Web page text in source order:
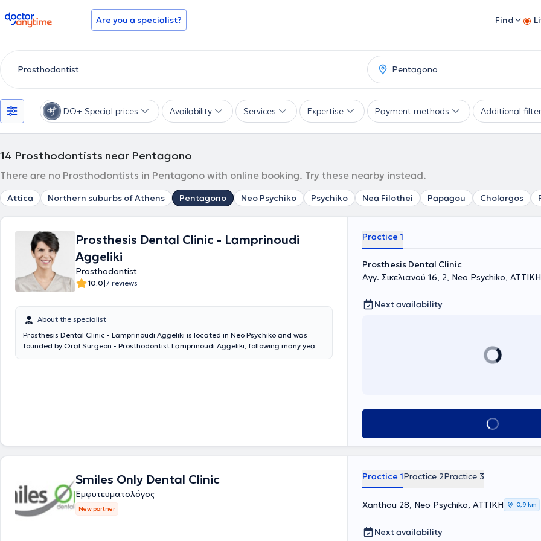
doctoranytime Are you a specialist? Find
DO+ Special prices Availability Services Expertise Payment methods Additional
14 Prosthodontists near Pentagono
There are no Prosthodontists in Pentagono with online booking. Try these nearby instead.
Attica Northern suburbs of Athens Pentagono Neo Psychiko Psychiko Nea Filothei Papagou Cholargos
Prosthesis Dental Clinic - Lamprinoudi
Aggeliki
Prosthodontist
10.0|7 reviews
About the specialist
Prosthesis Dental Clinic - Lamprinoudi Aggeliki is located in Neo Psychiko and was
founded by Oral Surgeon - Prosthodontist Lamprinoudi Aggeliki, following many years
Practice 1
Prosthesis Dental Clinic
Αγγ. Σικελιανού 16, 2, Neo Psychiko, ΑΤΤΙΚΗ
Next availability
Book appointment
Smiles Only Dental Clinic
Εμφυτευματολόγος
New partner
Practice 1Practice 2Practice 3
Xanthou 28, Neo Psychiko, ΑΤΤΙΚΗ 0,9 km
Next availability